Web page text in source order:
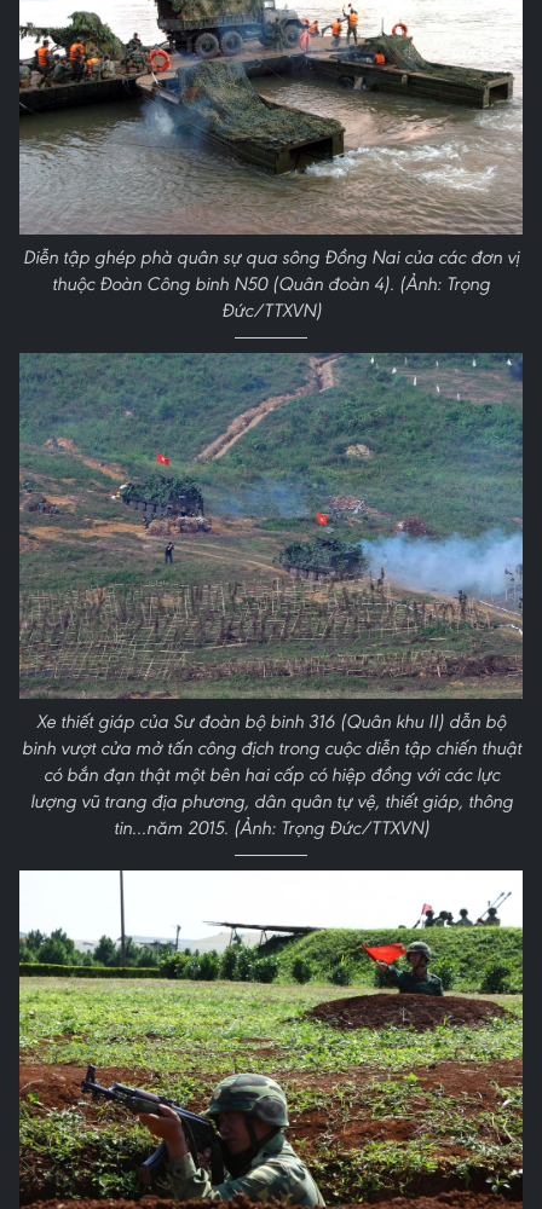
Diễn tập ghép phà quân sự qua sông Đồng Nai của các đơn vị
thuộc Đoàn Công binh N50 (Quân đoàn 4). (Ảnh: Trọng
Đức/TTXVN)
Xe thiết giáp của Sư đoàn bộ binh 316 (Quân khu II) dẫn bộ
binh vượt cửa mở tấn công địch trong cuộc diễn tập chiến thuật
có bắn đạn thật một bên hai cấp có hiệp đồng với các lực
lượng vũ trang địa phương, dân quân tự vệ, thiết giáp, thông
tin...năm 2015. (Ảnh: Trọng Đức/TTXVN)